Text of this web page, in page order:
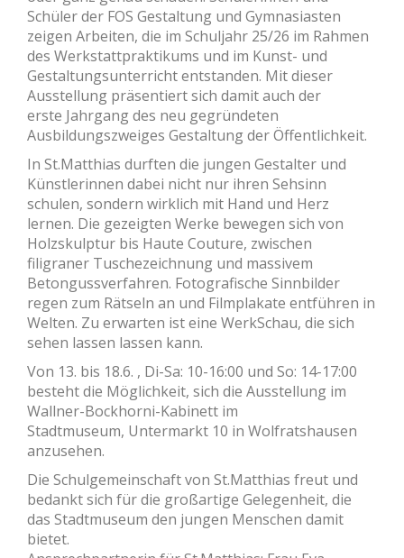
Schüler der FOS Gestaltung und Gymnasiasten
zeigen Arbeiten, die im Schuljahr 25/26 im Rahmen
des Werkstattpraktikums und im Kunst- und
Gestaltungsunterricht entstanden. Mit dieser
Ausstellung präsentiert sich damit auch der
erste Jahrgang des neu gegründeten
Ausbildungszweiges Gestaltung der Öffentlichkeit.
In St.Matthias durften die jungen Gestalter und
Künstlerinnen dabei nicht nur ihren Sehsinn
schulen, sondern wirklich mit Hand und Herz
lernen. Die gezeigten Werke bewegen sich von
Holzskulptur bis Haute Couture, zwischen
filigraner Tuschezeichnung und massivem
Betongussverfahren. Fotografische Sinnbilder
regen zum Rätseln an und Filmplakate entführen in
Welten. Zu erwarten ist eine WerkSchau, die sich
sehen lassen lassen kann.
Von 13. bis 18.6. , Di-Sa: 10-16:00 und So: 14-17:00
besteht die Möglichkeit, sich die Ausstellung im
Wallner-Bockhorni-Kabinett im
Stadtmuseum, Untermarkt 10 in Wolfratshausen
anzusehen.
Die Schulgemeinschaft von St.Matthias freut und
bedankt sich für die großartige Gelegenheit, die
das Stadtmuseum den jungen Menschen damit
bietet.